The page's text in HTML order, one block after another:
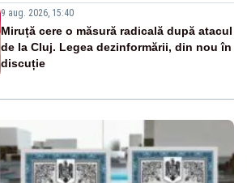
9 aug. 2026, 15:40
Miruță cere o măsură radicală după atacul
de la Cluj. Legea dezinformării, din nou în
discuție